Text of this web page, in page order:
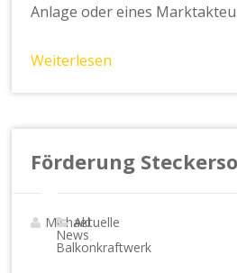
Anlage oder eines
Weiterlesen
Förderung
MichaelAktuelle
News
Balkonkraftwerk